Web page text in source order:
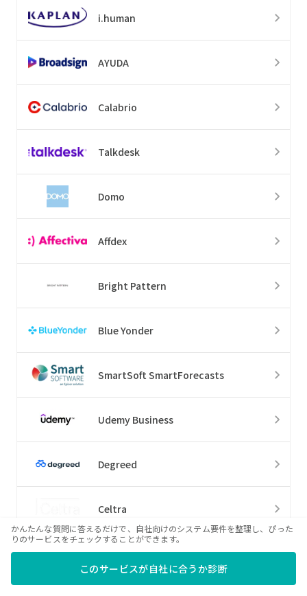
i.human
AYUDA
Calabrio
Talkdesk
Domo
Affdex
Bright Pattern
Blue Yonder
SmartSoft SmartForecasts
Udemy Business
Degreed
Celtra
Marpipe
かんたんな質問に答えるだけで、自社向けのシステム要件を整理し、ぴった
りのサービスをチェックすることができます。
このサービスが自社に合うか診断